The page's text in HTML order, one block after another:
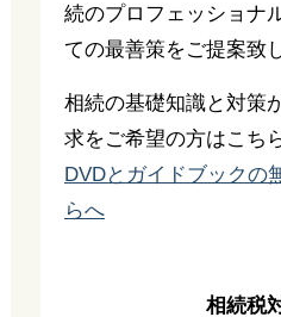
続のプロフェッショナ
ての最善策をご提案致
相続の基礎知識と対策
求をご希望の方はこち
DVDとガイドブックの
らへ
相続税